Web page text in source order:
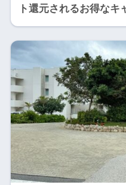
ト還元されるお得なキ